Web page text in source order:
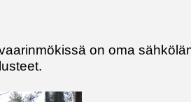
on oma